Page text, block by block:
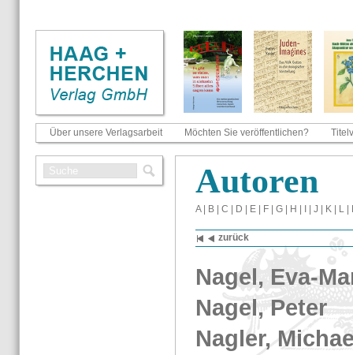
Über unsere Verlagsarbeit Möchten Sie veröffentlichen?
Au­to­ren
A| B C D E F G H J K L
zu­rück
Nagel, Eva-​
Nagel, Peter
Nag­ler,